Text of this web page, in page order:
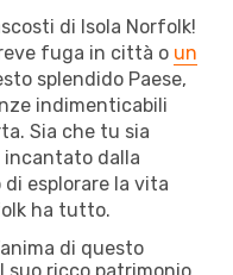
di Isola Norfolk!
fuga in città o un
splendido Paese,
indimenticabili
Sia che tu sia
dalla
esplorare la vita
ha tutto.
di questo